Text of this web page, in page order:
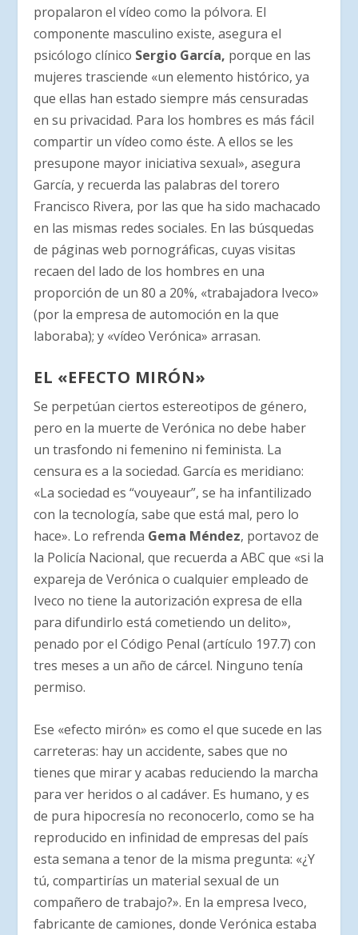
propalaron el vídeo como la pólvora. El
componente masculino existe, asegura el
psicólogo clínico Sergio García, porque en las
mujeres trasciende «un elemento histórico, ya
que ellas han estado siempre más censuradas
en su privacidad. Para los hombres es más fácil
compartir un vídeo como éste. A ellos se les
presupone mayor iniciativa sexual», asegura
García, y recuerda las palabras del torero
Francisco Rivera, por las que ha sido machacado
en las mismas redes sociales. En las búsquedas
de páginas web pornográficas, cuyas visitas
recaen del lado de los hombres en una
proporción de un 80 a 20%, «trabajadora Iveco»
(por la empresa de automoción en la que
laboraba); y «vídeo Verónica» arrasan.
EL «EFECTO MIRÓN»
Se perpetúan ciertos estereotipos de género,
pero en la muerte de Verónica no debe haber
un trasfondo ni femenino ni feminista. La
censura es a la sociedad. García es meridiano:
«La sociedad es “vouyeaur”, se ha infantilizado
con la tecnología, sabe que está mal, pero lo
hace». Lo refrenda Gema Méndez, portavoz de
la Policía Nacional, que recuerda a ABC que «si la
expareja de Verónica o cualquier empleado de
Iveco no tiene la autorización expresa de ella
para difundirlo está cometiendo un delito»,
penado por el Código Penal (artículo 197.7) con
tres meses a un año de cárcel. Ninguno tenía
permiso.
Ese «efecto mirón» es como el que sucede en las
carreteras: hay un accidente, sabes que no
tienes que mirar y acabas reduciendo la marcha
para ver heridos o al cadáver. Es humano, y es
de pura hipocresía no reconocerlo, como se ha
reproducido en infinidad de empresas del país
esta semana a tenor de la misma pregunta: «¿Y
tú, compartirías un material sexual de un
compañero de trabajo?». En la empresa Iveco,
fabricante de camiones, donde Verónica estaba